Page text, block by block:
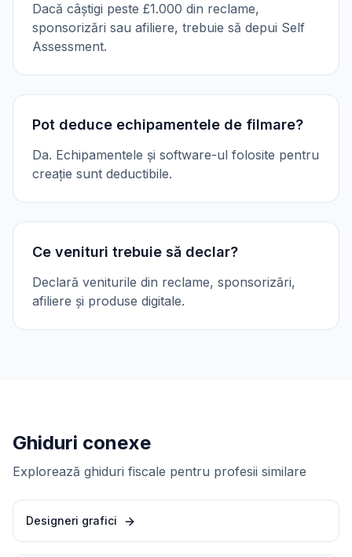
Dacă câștigi peste £1.000 din reclame,
sponsorizări sau afiliere, trebuie să depui Self
Assessment.
Pot deduce echipamentele de filmare?
Da. Echipamentele și software-ul folosite pentru
creație sunt deductibile.
Ce venituri trebuie să declar?
Declară veniturile din reclame, sponsorizări,
afiliere și produse digitale.
Ghiduri conexe
Explorează ghiduri fiscale pentru profesii similare
Designeri grafici